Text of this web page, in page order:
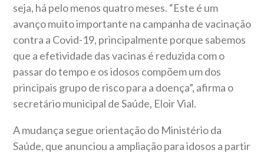
seja, há pelo menos quatro meses. “Este é um
avanço muito importante na campanha de vacinação
contra a Covid-19, principalmente porque sabemos
que a efetividade das vacinas é reduzida com o
passar do tempo e os idosos compõem um dos
principais grupo de risco para a doença”, afirma o
secretário municipal de Saúde, Eloir Vial.
A mudança segue orientação do Ministério da
Saúde, que anunciou a ampliação para idosos a partir